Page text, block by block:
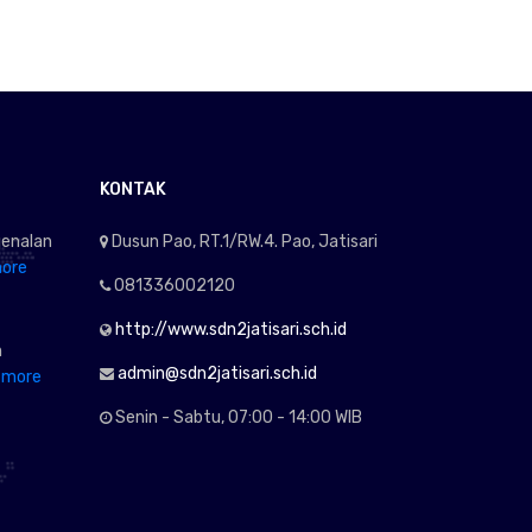
KONTAK
Dusun Pao, RT.1/RW.4. Pao, Jatisari
081336002120
http://www.sdn2jatisari.sch.id
admin@sdn2jatisari.sch.id
Senin - Sabtu, 07:00 - 14:00 WIB